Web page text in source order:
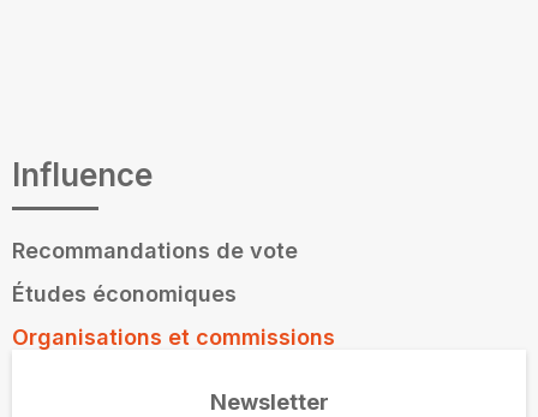
Influence
Recommandations de vote
Études économiques
Organisations et commissions
Newsletter